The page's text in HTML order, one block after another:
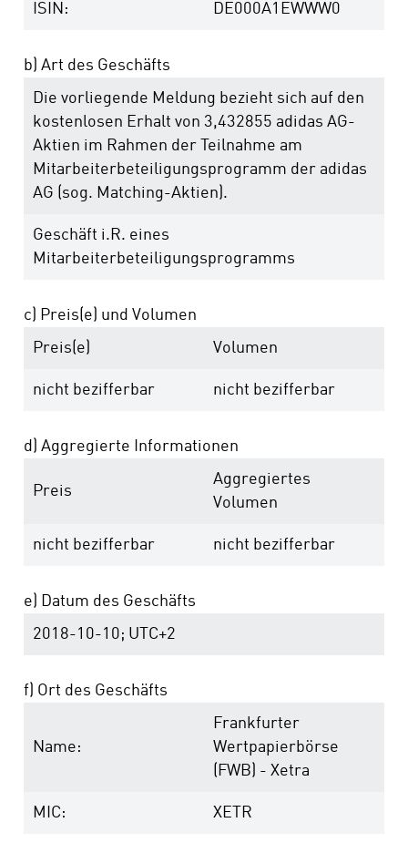
ISIN: DE000A1EWWW0
b) Art des Geschäfts
Die vorliegende Meldung bezieht sich auf den
kostenlosen Erhalt von 3,432855 adidas AG-
Aktien im Rahmen der Teilnahme am
Mitarbeiterbeteiligungsprogramm der adidas
AG (sog. Matching-Aktien).
Geschäft i.R. eines
Mitarbeiterbeteiligungsprogramms
c) Preis(e) und Volumen
Preis(e)
Volumen
nicht bezifferbar nicht bezifferbar
d) Aggregierte Informationen
Preis
Aggregiertes
Volumen
nicht bezifferbar nicht bezifferbar
e) Datum des Geschäfts
2018-10-10; UTC+2
f) Ort des Geschäfts
Name:
Frankfurter
Wertpapierbörse
(FWB) - Xetra
MIC: XETR